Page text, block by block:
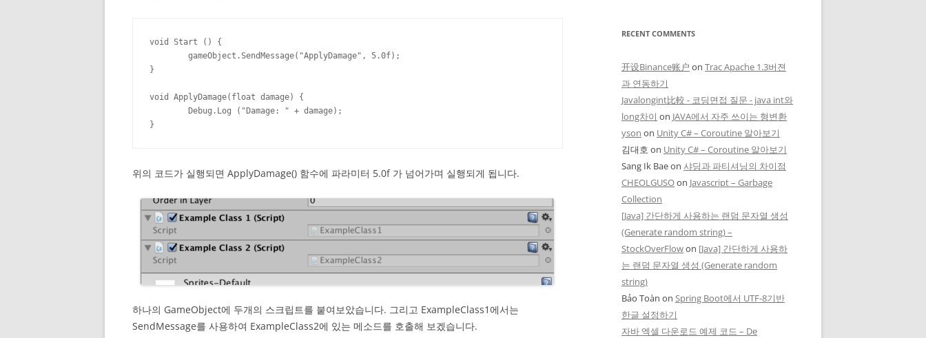
void Start () {
}
void ApplyDamage(float damage) {
}
위의 코드가 실행되면 ApplyDamage() 함수에 파라미터 5.0f 가 넘어가며 실행되게 됩니다.
하나의 GameObject에 두개의 스크립트를 붙여보았습니다. 그리고 ExampleClass1에서는
SendMessage를 사용하여 ExampleClass2에 있는 메소드를 호출해 보겠습니다.
RECENT COMMENTS
开设Binance账户 on Trac Apache 1.3버젼
과 연동하기
Javalongint比較 - 코딩면접 질문 - java int와
long차이 on JAVA에서 자주 쓰이는 형변환
yson on Unity C# – Coroutine 알아보기
김대호 on Unity C# – Coroutine 알아보기
Sang Ik Baeon 샤딩과 파티셔닝의 차이점
CHEOLGUSOon Javascript – Garbage
Collection
[Java] 간단하게 사용하는 랜덤 문자열 생성
(Generate random string) –
StockOverFlowon [Java] 간단하게 사용하
는 랜덤 문자열 생성 (Generate random
string)
Bảo Toàn on Spring Boot에서 UTF-8기반
한글 설정하기
자바 엑셀 다운로드 예제 코드 – De